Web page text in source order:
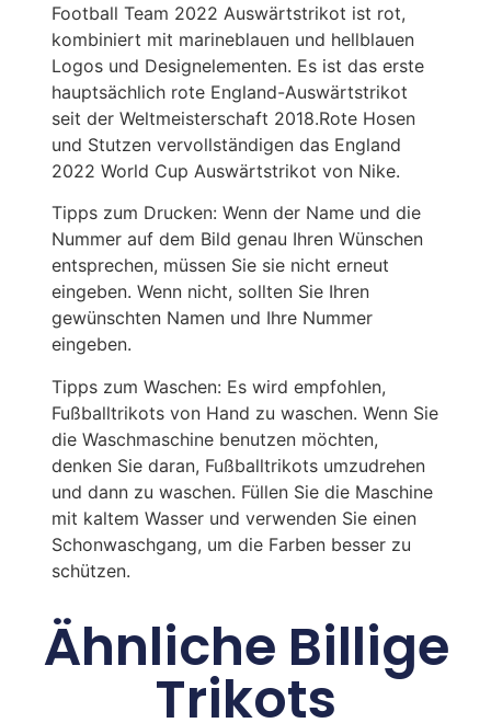
Football Team 2022 Auswärtstrikot ist rot,
kombiniert mit marineblauen und hellblauen
Logos und Designelementen. Es ist das erste
hauptsächlich rote England-Auswärtstrikot
seit der Weltmeisterschaft 2018.Rote Hosen
und Stutzen vervollständigen das England
2022 World Cup Auswärtstrikot von Nike.
Tipps zum Drucken: Wenn der Name und die
Nummer auf dem Bild genau Ihren Wünschen
entsprechen, müssen Sie sie nicht erneut
eingeben. Wenn nicht, sollten Sie Ihren
gewünschten Namen und Ihre Nummer
eingeben.
Tipps zum Waschen: Es wird empfohlen,
Fußballtrikots von Hand zu waschen. Wenn Sie
die Waschmaschine benutzen möchten,
denken Sie daran, Fußballtrikots umzudrehen
und dann zu waschen. Füllen Sie die Maschine
mit kaltem Wasser und verwenden Sie einen
Schonwaschgang, um die Farben besser zu
schützen.
Ähnliche Billige
Trikots